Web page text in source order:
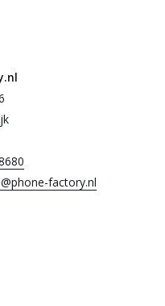
6
factory.nl